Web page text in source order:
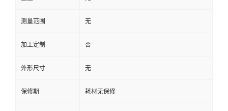
测量范围 无
加工定制 否
外形尺寸 无
保修期 耗材无保修